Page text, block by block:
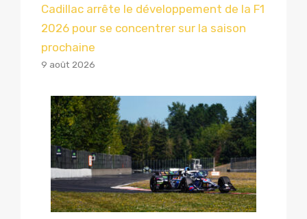
Cadillac arrête le développement de la F1
2026 pour se concentrer sur la saison
prochaine
9 août 2026